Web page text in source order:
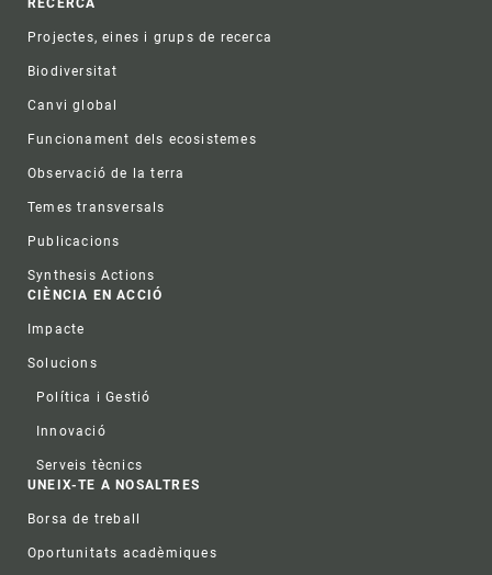
Projectes, eines i grups de recerca
Biodiversitat
Canvi global
Funcionament dels ecosistemes
Observació de la terra
Temes transversals
Publicacions
Synthesis Actions
CIÈNCIA EN ACCIÓ
Impacte
Solucions
Política i Gestió
Innovació
Serveis tècnics
UNEIX-TE A NOSALTRES
Borsa de treball
Oportunitats acadèmiques